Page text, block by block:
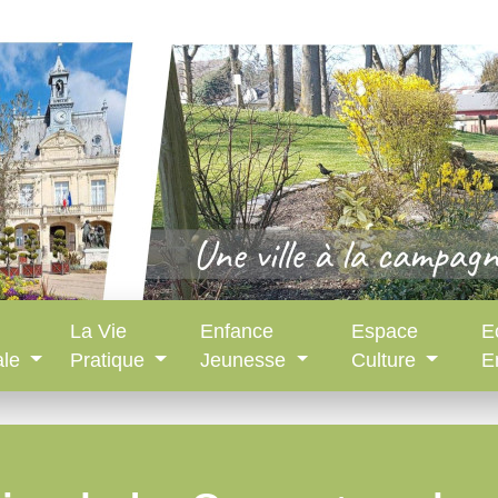
La Vie
Pratique
Enfance
Jeunesse
Espace
Culture